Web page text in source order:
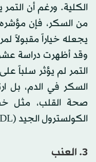
من السكر، فإن
يجعله خياراً مقبولاً
وقد أظهرت دراسة
التمر لم يؤثر سلباً
السكر في الدم،
صحة القلب، مثل
الكولسترول الجيد (HDL).
3. العنب